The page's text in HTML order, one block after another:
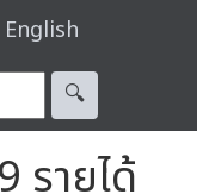
English
🔍︎
รายได้